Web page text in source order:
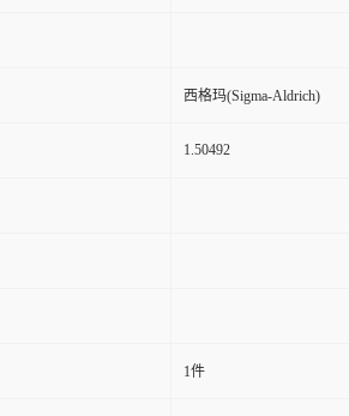
西格玛(Sigma-Aldrich)
1.50492
1件